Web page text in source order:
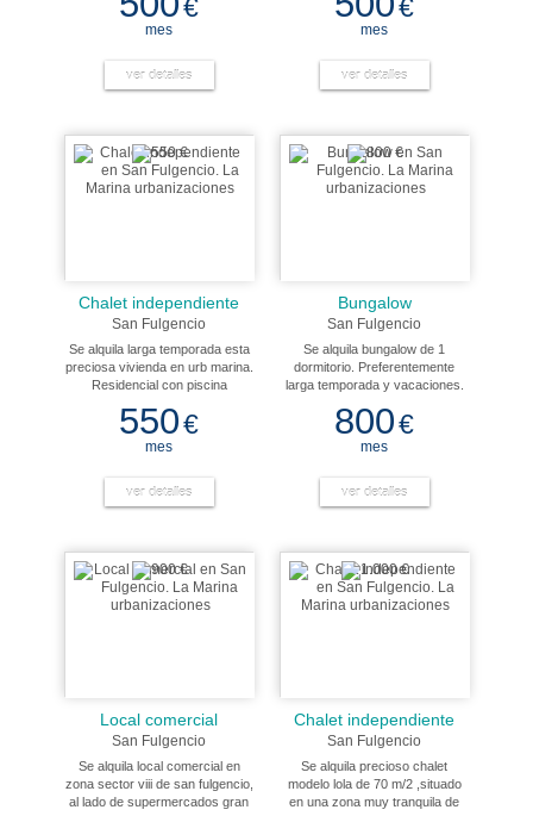
supermercados y los servicios
necesarios. Consta de 3
dormitorios 1 baño completo,
salón-comedor amplio, a/a y
terraza con jardin de 75m2. Y
€
mes
ver detalles
independiente y amueblada,
solárium grande, plaza para el
coche privada y piscina
la entrada. Tiene a/a frio y calor
también.
€
mes
ver detalles
Chalet independiente
San Fulgencio
Se alquila larga temporada esta
preciosa vivienda en urb marina.
Residencial con piscina
servicios comerciales,
municipales etc, a 10 minutos de
las playas de la marina. A veinte
internacional de el altet. La
vivienda está totalmente
comodamente. Orientación
suroeste.
550€
mes
ver detalles
Bungalow
San Fulgencio
Se alquila bungalow de 1
dormitorio. Preferentemente
larga temporada y vacaciones.
zona tranquila al mismo tiempo
que cerca de todos los servicios
comerciales. Con muebles,
elementos basicos para el
arrendamiento. Orientacion
800€
mes
ver detalles
Local comercial
San Fulgencio
Se alquila local comercial en
zona sector viii de san fulgencio,
al lado de supermercados gran
Chalet independiente
San Fulgencio
Se alquila precioso chalet
modelo lola de 70 m/2 ,situado
en una zona muy tranquila de